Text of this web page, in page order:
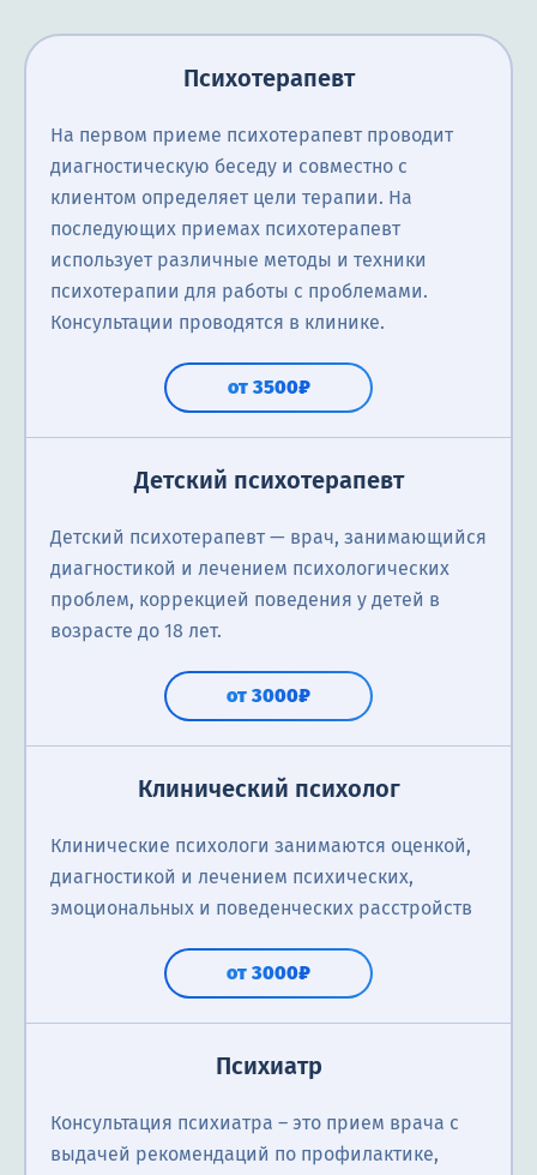
Психотерапевт
На первом приеме психотерапевт проводит
диагностическую беседу и совместно с
клиентом определяет цели терапии. На
последующих приемах психотерапевт
использует различные методы и техники
психотерапии для работы с проблемами.
Консультации проводятся в клинике.
от 3500₽
Детский психотерапевт
Детский психотерапевт — врач, занимающийся
диагностикой и лечением психологических
проблем, коррекцией поведения у детей в
возрасте до 18 лет.
от 3000₽
Клинический психолог
Клинические психологи занимаются оценкой,
диагностикой и лечением психических,
эмоциональных и поведенческих расстройств
от 3000₽
Психиатр
Консультация психиатра ― это прием врача с
выдачей рекомендаций по профилактике,